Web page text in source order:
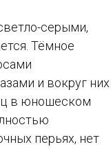
серыми,
Тёмное
и вокруг них
в юношеском
перьях, нет